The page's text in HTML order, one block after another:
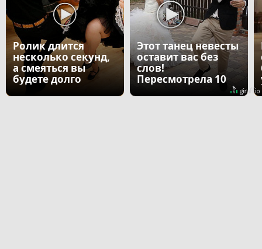
Ролик длится
несколько секунд,
а смеяться вы
будете долго
Этот танец невесты
оставит вас без
слов!
Пересмотрела 10